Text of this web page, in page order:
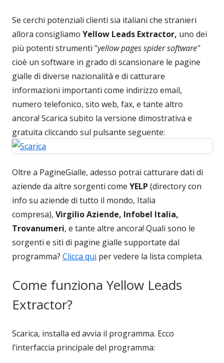
Se cerchi potenziali clienti sia italiani che stranieri
allora consigliamo Yellow Leads Extractor, uno dei
più potenti strumenti "yellow pages spider software"
cioè un software in grado di scansionare le pagine
gialle di diverse nazionalità e di catturare
informazioni importanti come indirizzo email,
numero telefonico, sito web, fax, e tante altro
ancora! Scarica subito la versione dimostrativa e
gratuita cliccando sul pulsante seguente:
Oltre a PagineGialle, adesso potrai catturare dati di
aziende da altre sorgenti come YELP (directory con
info su aziende di tutto il mondo, Italia
compresa), Virgilio Aziende, Infobel Italia,
Trovanumeri, e tante altre ancora! Quali sono le
sorgenti e siti di pagine gialle supportate dal
programma? Clicca qui per vedere la lista completa.
Come funziona Yellow Leads
Extractor?
Scarica, installa ed avvia il programma. Ecco
l’interfaccia principale del programma: